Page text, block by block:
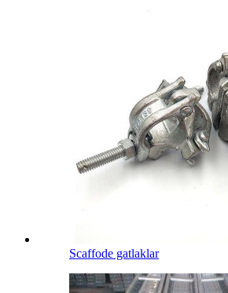
Scaffode gatlaklar